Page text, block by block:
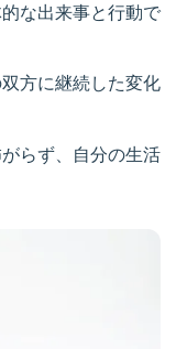
な出来事と行動で
方に継続した変化
らず、自分の生活